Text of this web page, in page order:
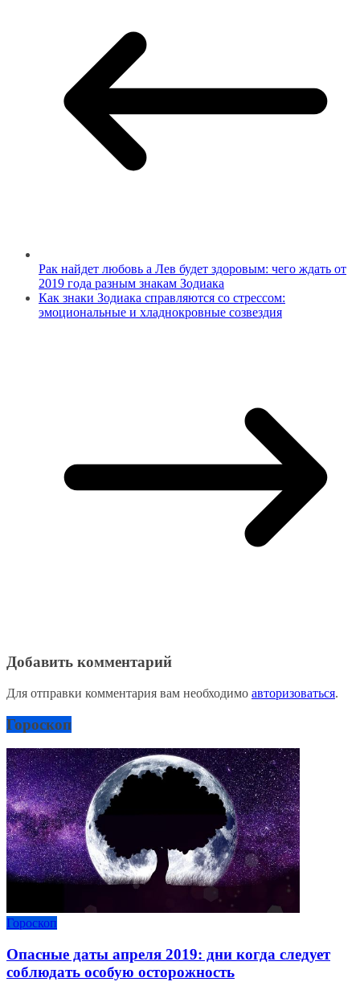
Рак найдет любовь а Лев будет здоровым: чего ждать от
2019 года разным знакам Зодиака
Как знаки Зодиака справляются со стрессом:
эмоциональные и хладнокровные созвездия
Добавить комментарий
Для отправки комментария вам необходимо авторизоваться.
Гороскоп
Гороскоп
Опасные даты апреля 2019: дни когда следует
соблюдать особую осторожность